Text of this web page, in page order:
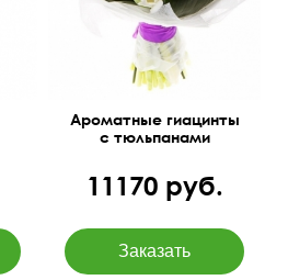
Ароматные гиацинты
с тюльпанами
11170 руб.